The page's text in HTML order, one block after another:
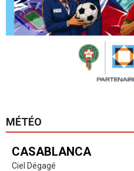
MÉTÉO
CASABLANCA
Ciel Dégagé